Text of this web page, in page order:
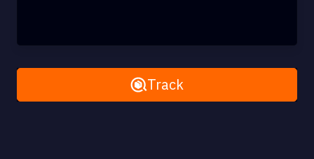
Remove AllTrack